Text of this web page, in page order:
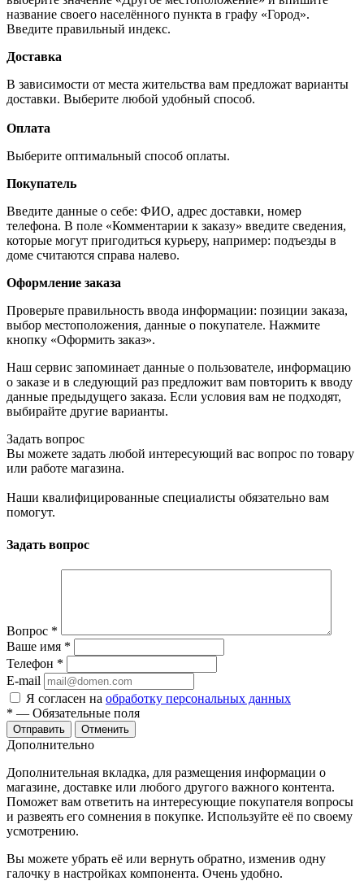
название своего населённого пункта в графу «Город».
Введите правильный индекс.
Доставка
В зависимости от места жительства вам предложат варианты
доставки. Выберите любой удобный способ.
Оплата
Выберите оптимальный способ оплаты.
Покупатель
Введите данные о себе: ФИО, адрес доставки, номер
телефона. В поле «Комментарии к заказу» введите сведения,
которые могут пригодиться курьеру, например: подъезды в
доме считаются справа налево.
Оформление заказа
Проверьте правильность ввода информации: позиции заказа,
выбор местоположения, данные о покупателе. Нажмите
кнопку «Оформить заказ».
Наш сервис запоминает данные о пользователе, информацию
о заказе и в следующий раз предложит вам повторить к вводу
данные предыдущего заказа. Если условия вам не подходят,
выбирайте другие варианты.
Задать вопрос
Вы можете задать любой интересующий вас вопрос по товару
или работе магазина.
Наши квалифицированные специалисты обязательно вам
помогут.
Задать вопрос
Вопрос *
Ваше имя *
Телефон *
E-mail
Я согласен на обработку персональных данных
* — Обязательные поля
Отправить Отменить
Дополнительно
Дополнительная вкладка, для размещения информации о
магазине, доставке или любого другого важного контента.
Поможет вам ответить на интересующие покупателя вопросы
и развеять его сомнения в покупке. Используйте её по своему
усмотрению.
Вы можете убрать её или вернуть обратно, изменив одну
галочку в настройках компонента. Очень удобно.